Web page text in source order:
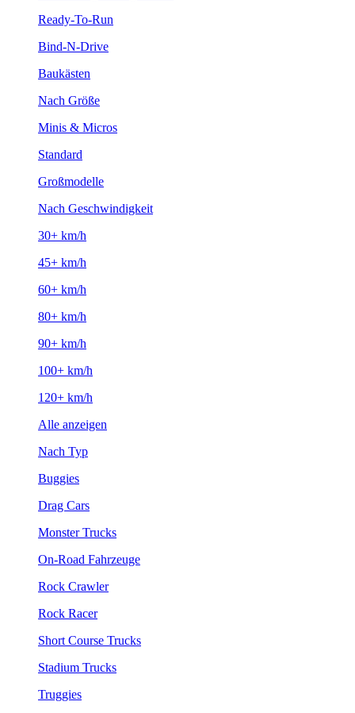
Ready-To-Run
Bind-N-Drive
Baukästen
Nach Größe
Minis & Micros
Standard
Großmodelle
Nach Geschwindigkeit
30+ km/h
45+ km/h
60+ km/h
80+ km/h
90+ km/h
100+ km/h
120+ km/h
Alle anzeigen
Nach Typ
Buggies
Drag Cars
Monster Trucks
On-Road Fahrzeuge
Rock Crawler
Rock Racer
Short Course Trucks
Stadium Trucks
Truggies